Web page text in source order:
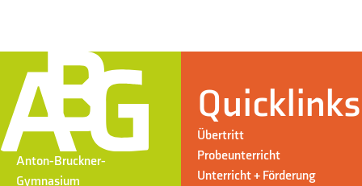
Anton-Bruckner-
Gymnasium
Quicklinks
Übertritt
Probeunterricht
Unterricht + Förderung